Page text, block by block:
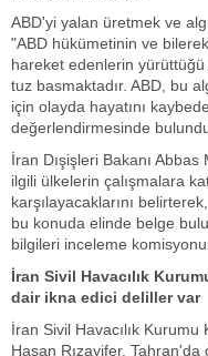
ABD'yi yalan üretmek ve
"ABD hükümetinin ve
hareket edenlerin yürüttüğü
tuz basmaktadır. ABD, bu
için olayda hayatını
değerlendirmesinde
İran Dışişleri Bakanı
ilgili ülkelerin çalışmalara
karşılayacaklarını
bu konuda elinde belge
bilgileri inceleme
İran Sivil Havacılık
dair ikna edici deliller var
İran Sivil Havacılık
Hasan Rızayifer,